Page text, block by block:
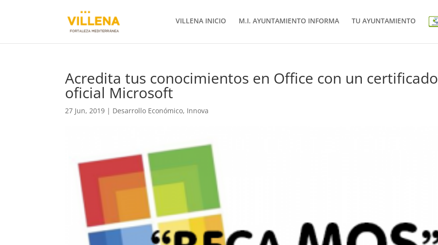
VILLENA INICIO M.I. AYUNTAMIENTO INFORMA TU AYUNTAMIENTO
Acredita tus conocimientos en Office con un certificado
oficial Microsoft
27 Jun, 2019 | Desarrollo Económico, Innova